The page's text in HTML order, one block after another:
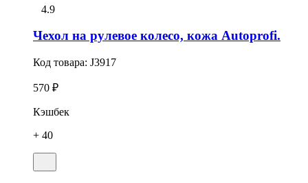
4.9
Чехол на рулевое колесо, кожа Autoprofi.
Код товара: J3917
570 ₽
Кэшбек
+ 40